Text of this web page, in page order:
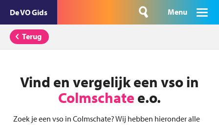
De VO Gids Menu
Terug
Vind en vergelijk een vso in
Colmschate e.o.
Zoek je een vso in Colmschate? Wij hebben hieronder alle